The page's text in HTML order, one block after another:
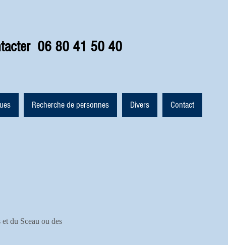
06 80 41 50 40
Recherche de personnes Divers Contact
du Sceau ou des